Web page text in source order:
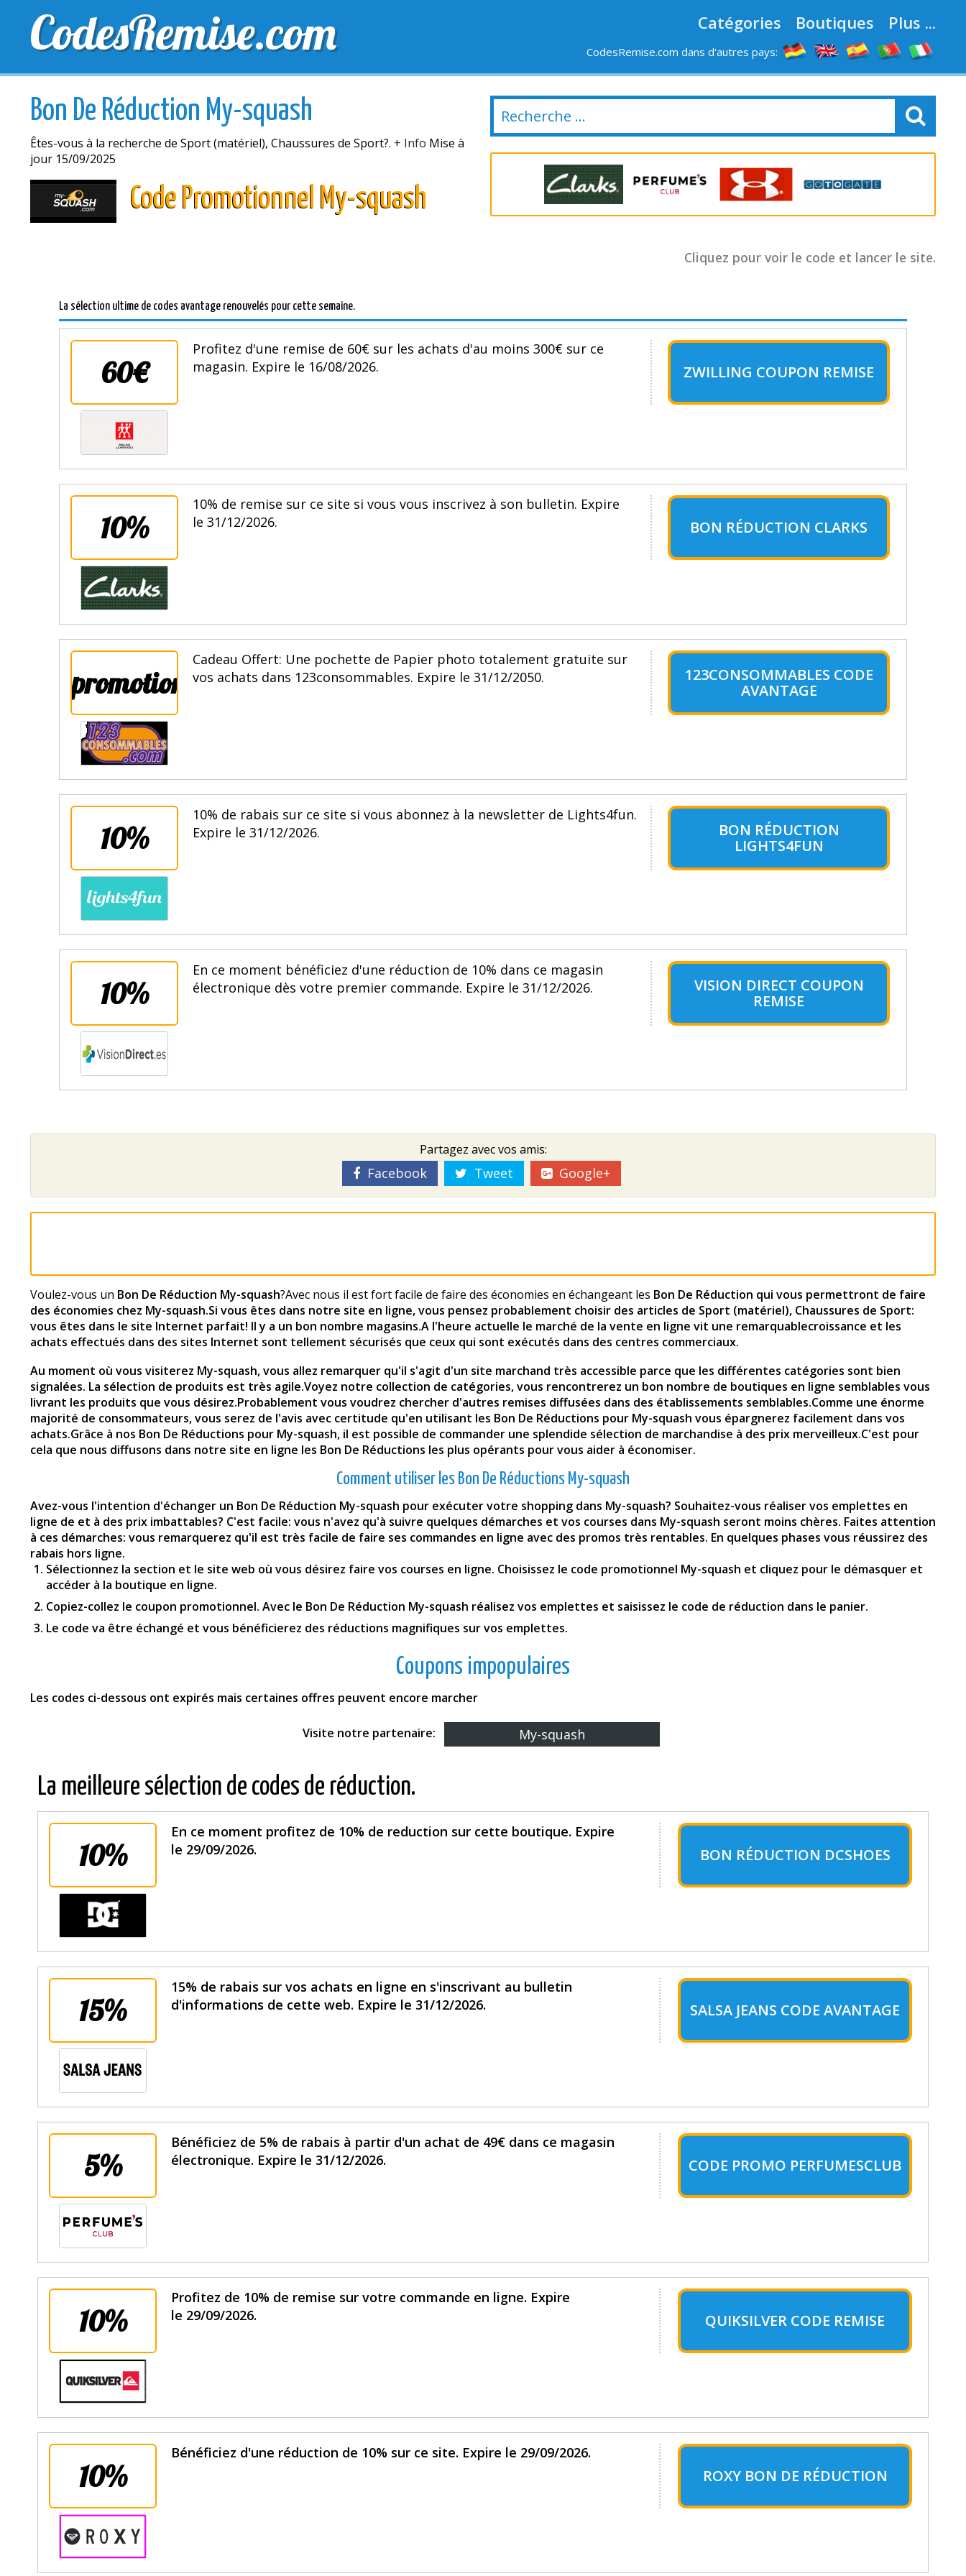
CodesRemise.com Catégories Boutiques Plus ...
CodesRemise.com dans d'autres pays:
MEILLEURS CODES PROMO CODES PROMO EXCLUSIFS DERNIERS JOURS NOUVELLES MAGASINS
Bon De Réduction My-squash
Êtes-vous à la recherche de Sport (matériel), Chaussures de Sport?. + Info Mise à
jour 15/09/2025
Code Promotionnel My-squash
Cliquez pour voir le code et lancer le site.
La sélection ultime de codes avantage renouvelés pour cette semaine.
60€
Profitez d'une remise de 60€ sur les achats d'au moins 300€ sur ce
magasin. Expire le 16/08/2026.
ZWILLING COUPON REMISE
10%
10% de remise sur ce site si vous vous inscrivez à son bulletin. Expire
le 31/12/2026.
BON RÉDUCTION CLARKS
promotion
Cadeau Offert: Une pochette de Papier photo totalement gratuite sur
vos achats dans 123consommables. Expire le 31/12/2050.
123CONSOMMABLES CODE
AVANTAGE
10%
10% de rabais sur ce site si vous abonnez à la newsletter de Lights4fun.
Expire le 31/12/2026.
BON RÉDUCTION
LIGHTS4FUN
10%
En ce moment bénéficiez d'une réduction de 10% dans ce magasin
électronique dès votre premier commande. Expire le 31/12/2026.
VISION DIRECT COUPON
REMISE
Partagez avec vos amis:
Facebook Tweet Google+
Voulez-vous un Bon De Réduction My-squash?Avec nous il est fort facile de faire des économies en échangeant les Bon De Réduction qui vous permettront de faire
des économies chez My-squash.Si vous êtes dans notre site en ligne, vous pensez probablement choisir des articles de Sport (matériel), Chaussures de Sport:
vous êtes dans le site Internet parfait! Il y a un bon nombre magasins.A l'heure actuelle le marché de la vente en ligne vit une remarquablecroissance et les
achats effectués dans des sites Internet sont tellement sécurisés que ceux qui sont exécutés dans des centres commerciaux.
Au moment où vous visiterez My-squash, vous allez remarquer qu'il s'agit d'un site marchand très accessible parce que les différentes catégories sont bien
signalées. La sélection de produits est très agile.Voyez notre collection de catégories, vous rencontrerez un bon nombre de boutiques en ligne semblables vous
livrant les produits que vous désirez.Probablement vous voudrez chercher d'autres remises diffusées dans des établissements semblables.Comme une énorme
majorité de consommateurs, vous serez de l'avis avec certitude qu'en utilisant les Bon De Réductions pour My-squash vous épargnerez facilement dans vos
achats.Grâce à nos Bon De Réductions pour My-squash, il est possible de commander une splendide sélection de marchandise à des prix merveilleux.C'est pour
cela que nous diffusons dans notre site en ligne les Bon De Réductions les plus opérants pour vous aider à économiser.
Comment utiliser les Bon De Réductions My-squash
Avez-vous l'intention d'échanger un Bon De Réduction My-squash pour exécuter votre shopping dans My-squash? Souhaitez-vous réaliser vos emplettes en
ligne de et à des prix imbattables? C'est facile: vous n'avez qu'à suivre quelques démarches et vos courses dans My-squash seront moins chères. Faites attention
à ces démarches: vous remarquerez qu'il est très facile de faire ses commandes en ligne avec des promos très rentables. En quelques phases vous réussirez des
rabais hors ligne.
Sélectionnez la section et le site web où vous désirez faire vos courses en ligne. Choisissez le code promotionnel My-squash et cliquez pour le démasquer et
accéder à la boutique en ligne.
Copiez-collez le coupon promotionnel. Avec le Bon De Réduction My-squash réalisez vos emplettes et saisissez le code de réduction dans le panier.
Le code va être échangé et vous bénéficierez des réductions magnifiques sur vos emplettes.
Coupons impopulaires
Les codes ci-dessous ont expirés mais certaines offres peuvent encore marcher
Visite notre partenaire: My-squash
La meilleure sélection de codes de réduction.
10%
En ce moment profitez de 10% de reduction sur cette boutique. Expire
le 29/09/2026.
BON RÉDUCTION DCSHOES
15%
15% de rabais sur vos achats en ligne en s'inscrivant au bulletin
d'informations de cette web. Expire le 31/12/2026.
SALSA JEANS CODE AVANTAGE
5%
Bénéficiez de 5% de rabais à partir d'un achat de 49€ dans ce magasin
électronique. Expire le 31/12/2026.
CODE PROMO PERFUMESCLUB
10%
Profitez de 10% de remise sur votre commande en ligne. Expire
le 29/09/2026.
QUIKSILVER CODE REMISE
10%
Bénéficiez d'une réduction de 10% sur ce site. Expire le 29/09/2026.
ROXY BON DE RÉDUCTION